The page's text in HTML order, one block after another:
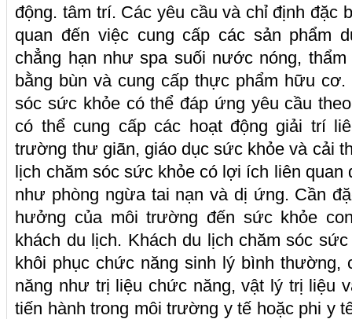
động. tâm trí. Các yêu cầu và chỉ định đặc
quan đến việc cung cấp các sản phẩm
chẳng hạn như spa suối nước nóng,
bằng bùn và cung cấp thực phẩm hữu
sóc sức khỏe có thể đáp ứng yêu cầu
có thể cung cấp các hoạt động giải trí
trường thư giãn, giáo dục sức khỏe và cải
lịch chăm sóc sức khỏe có lợi ích liên quan
như phòng ngừa tai nạn và dị ứng. Cần
hưởng của môi trường đến sức khỏe
khách du lịch. Khách du lịch chăm sóc
khôi phục chức năng sinh lý bình thường,
năng như trị liệu chức năng, vật lý trị liệu
tiến hành trong môi trường y tế hoặc phi y